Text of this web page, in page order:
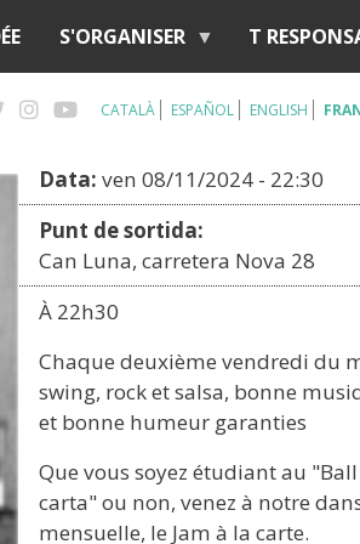
S'ORGANISER T
CATALÀ ESPAÑOL ENGLISH
Data: ven 08/11/2024 - 22:30
Punt de sortida:
Can Luna, carretera Nova 28
À 22h30
Chaque deuxième vendredi du
swing, rock et salsa, bonne
et bonne humeur garanties
Que vous soyez étudiant au
carta" ou non, venez à notre
mensuelle, le Jam à la carte.